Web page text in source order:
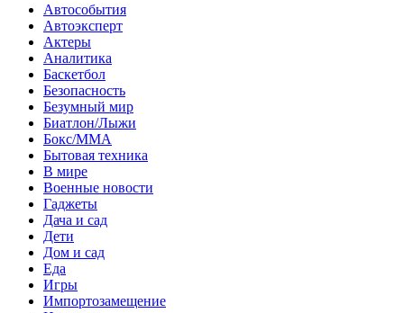
Автособытия
Автоэксперт
Актеры
Аналитика
Баскетбол
Безопасность
Безумный мир
Биатлон/Лыжи
Бокс/MMA
Бытовая техника
В мире
Военные новости
Гаджеты
Дача и сад
Дети
Дом и сад
Еда
Игры
Импортозамещение